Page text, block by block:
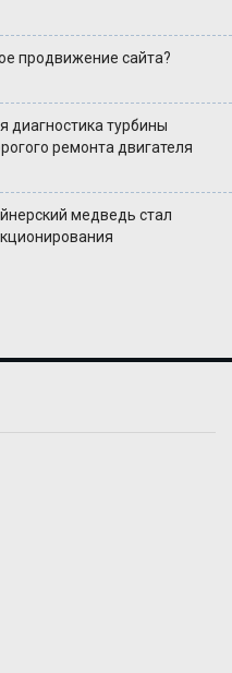
продвижение сайта?
диагностика турбины
ремонта двигателя
медведь стал